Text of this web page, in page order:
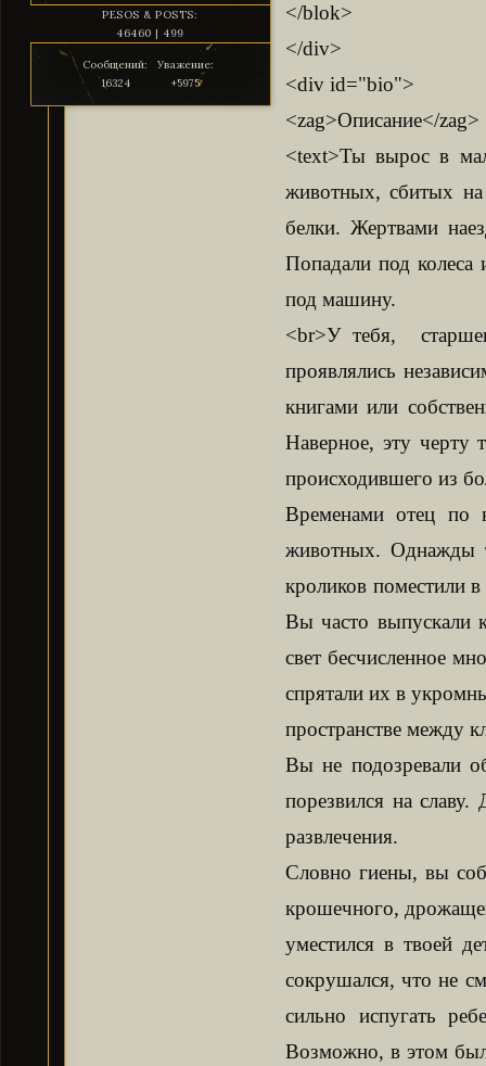
PESOS & POSTS:
46460 | 499
Сообщений:
16324
Уважение:
+5975
</blok>
</div>
<div id="bio">
<zag>Описание</zag>
<text>Ты вырос в
животных, сбитых
белки. Жертвами
Попадали под
под машину.
<br>У тебя,
проявлялись
книгами или
Наверное, эту черту
происходившего из
Временами отец по
животных. Однажды
кроликов поместили
Вы часто выпускали
свет бесчисленное
спрятали их в
пространстве между
Вы не подозревали
порезвился на
развлечения.
Словно гиены, вы
крошечного,
уместился в твоей
сокрушался, что не
сильно испугать
Возможно, в этом